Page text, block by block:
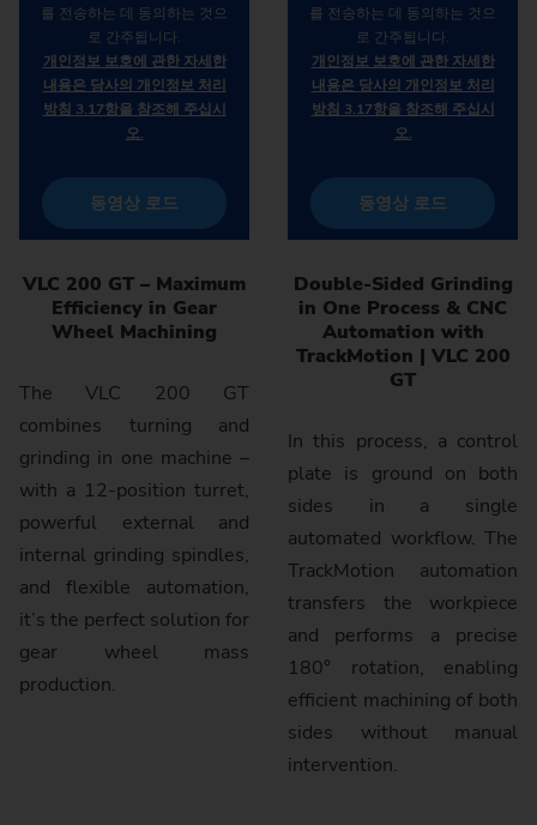
를 전송하는 데 동의하는 것으
로 간주됩니다.
개인정보 보호에 관한 자세한
내용은 당사의 개인정보 처리
방침 3.17항을 참조해 주십시
오.
동영상 로드
VLC 200 GT – Maximum
Efficiency in Gear
Wheel Machining
The VLC 200 GT
combines turning and
grinding in one machine –
with a 12-position turret,
powerful external and
internal grinding spindles,
and flexible automation,
it’s the perfect solution for
gear wheel mass
production.
를 전송하는 데 동의하는 것으
로 간주됩니다.
개인정보 보호에 관한 자세한
내용은 당사의 개인정보 처리
방침 3.17항을 참조해 주십시
오.
동영상 로드
Double-Sided Grinding
in One Process & CNC
Automation with
TrackMotion | VLC 200
GT
In this process, a control
plate is ground on both
sides in a single
automated workflow. The
TrackMotion automation
trans­fers the workpiece
and performs a precise
180° rotation, enabling
efficient machining of both
sides without manual
intervention.